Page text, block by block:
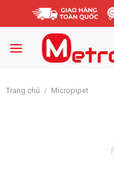
Trang chủ / Micropipet